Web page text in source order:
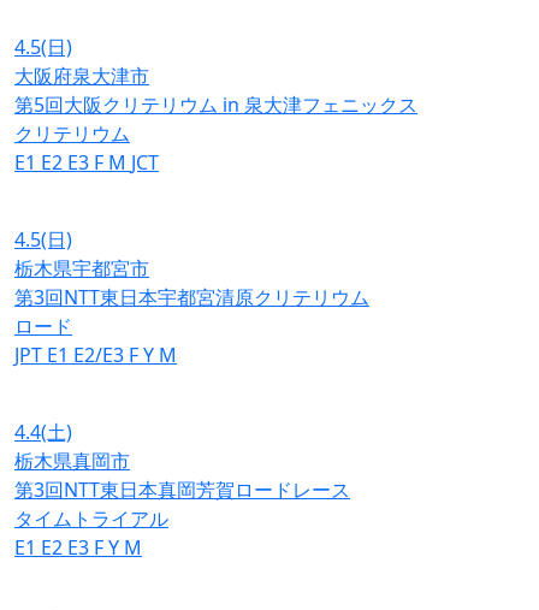
4.5(日)
大阪府泉大津市
第5回大阪クリテリウム in 泉大津フェニックス
クリテリウム
E1 E2 E3 F M JCT
4.5(日)
栃木県宇都宮市
第3回NTT東日本宇都宮清原クリテリウム
ロード
JPT E1 E2/E3 FY M
4.4(土)
栃木県真岡市
第3回NTT東日本真岡芳賀ロードレース
タイムトライアル
E1 E2 E3 FY M